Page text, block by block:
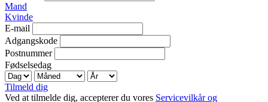
Mand
Kvinde
E-mail
Adgangskode
Postnummer
Fødselsedag
Tilmeld dig
Ved at tilmelde dig, accepterer du vores Servicevilkår og